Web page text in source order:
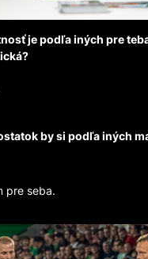
je podľa iných pre
by si podľa iných
pre seba.